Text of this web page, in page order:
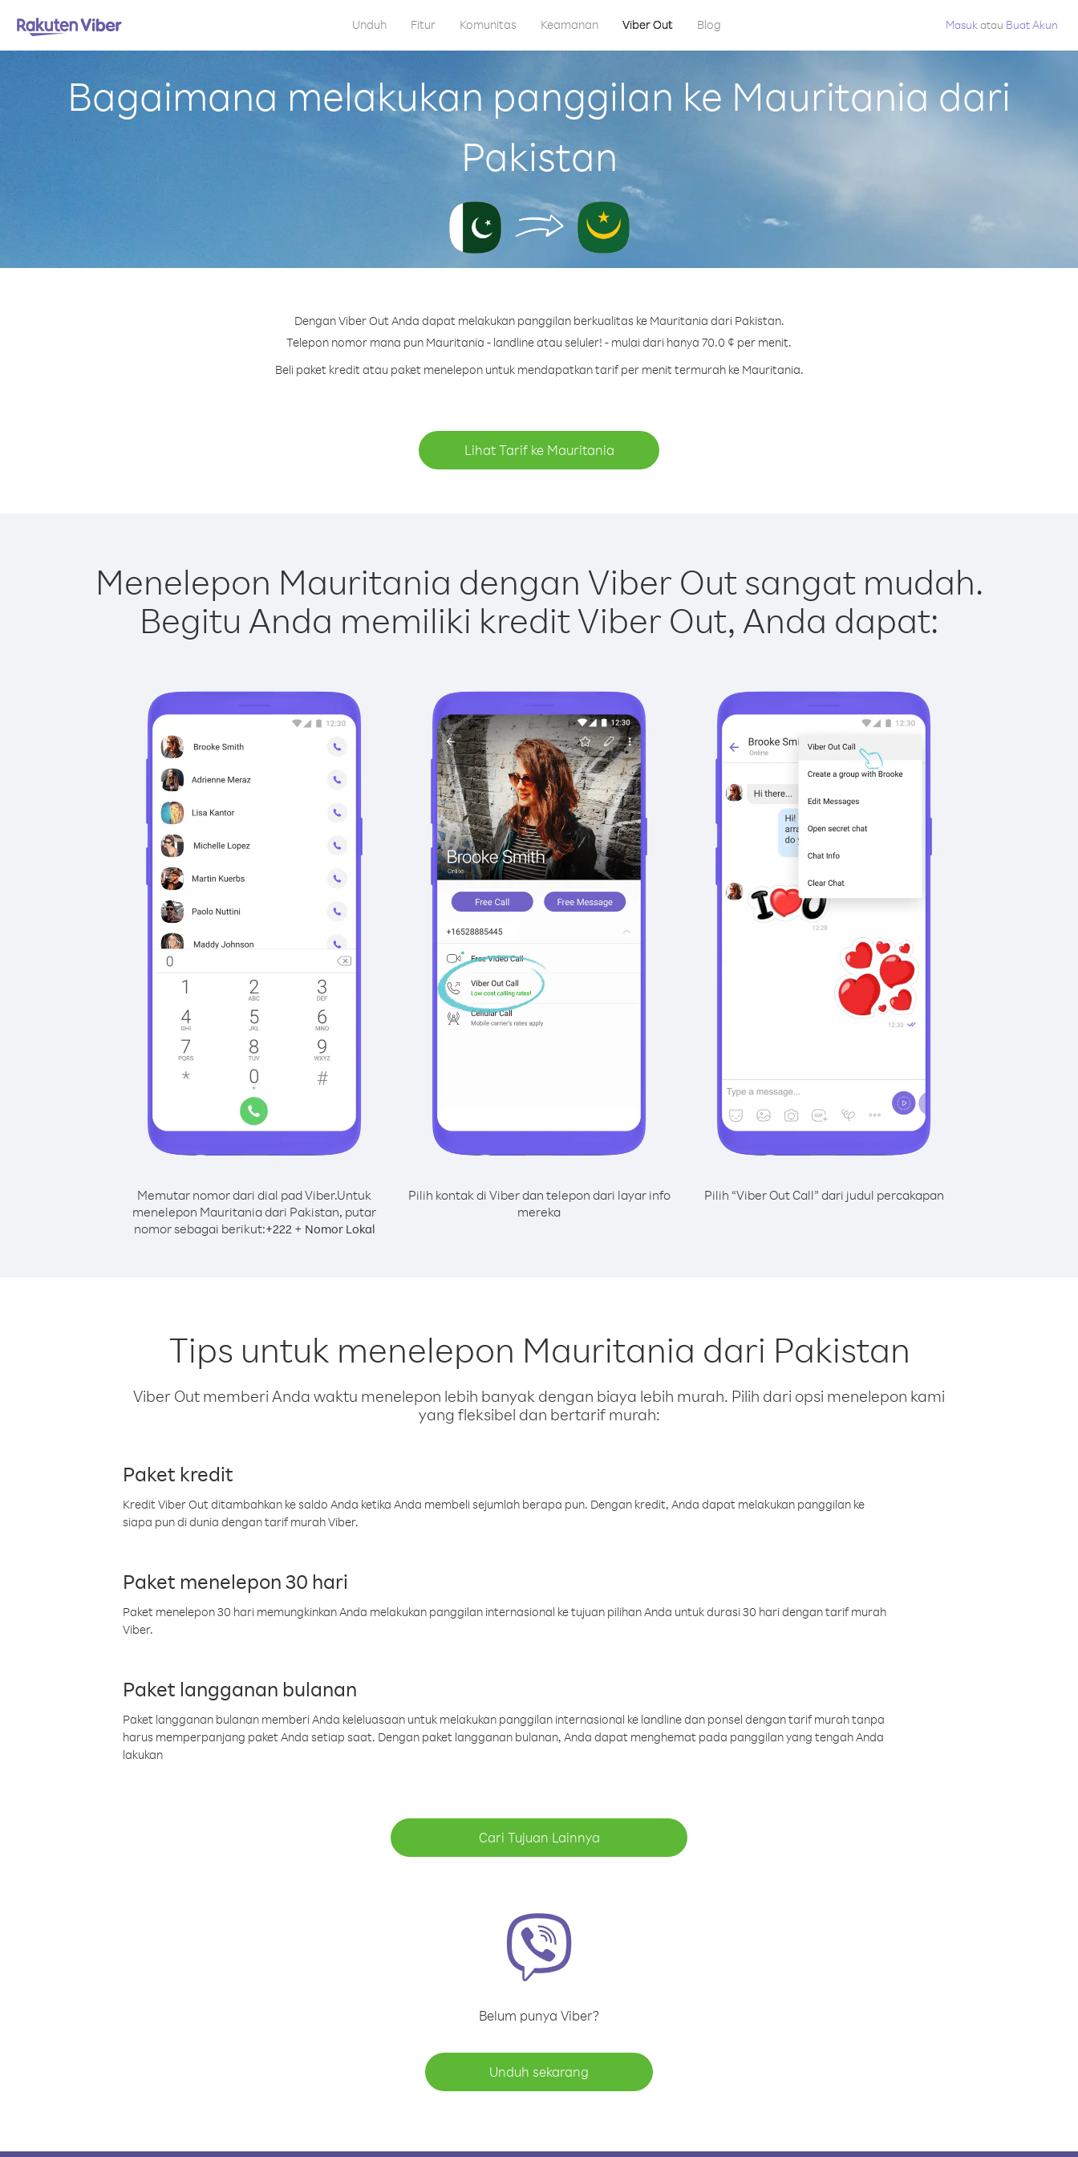
Unduh Fitur Komunitas Keamanan Viber Out Blog Masuk atau Buat Akun
Bagaimana melakukan panggilan ke Mauritania dari
Pakistan
Dengan Viber Out Anda dapat melakukan panggilan berkualitas ke Mauritania dari Pakistan.
Telepon nomor mana pun Mauritania - landline atau seluler! - mulai dari hanya 70.0 ¢ per menit.
Beli paket kredit atau paket menelepon untuk mendapatkan tarif per menit termurah ke Mauritania.
Lihat Tarif ke Mauritania
Menelepon Mauritania dengan Viber Out sangat mudah.
Begitu Anda memiliki kredit Viber Out, Anda dapat:
Memutar nomor dari dial pad Viber.Untuk
menelepon Mauritania dari Pakistan, putar
nomor sebagai berikut:+222+ Nomor Lokal
Pilih kontak di Viber dan telepon dari layar info
mereka
Pilih “Viber Out Call” dari judul percakapan
Tips untuk menelepon Mauritania dari Pakistan
Viber Out memberi Anda waktu menelepon lebih banyak dengan biaya lebih murah. Pilih dari opsi menelepon kami
yang fleksibel dan bertarif murah:
Paket kredit
Kredit Viber Out ditambahkan ke saldo Anda ketika Anda membeli sejumlah berapa pun. Dengan kredit, Anda dapat melakukan panggilan ke
siapa pun di dunia dengan tarif murah Viber.
Paket menelepon 30 hari
Paket menelepon 30 hari memungkinkan Anda melakukan panggilan internasional ke tujuan pilihan Anda untuk durasi 30 hari dengan tarif murah
Viber.
Paket langganan bulanan
Paket langganan bulanan memberi Anda keleluasaan untuk melakukan panggilan internasional ke landline dan ponsel dengan tarif murah tanpa
harus memperpanjang paket Anda setiap saat. Dengan paket langganan bulanan, Anda dapat menghemat pada panggilan yang tengah Anda
lakukan
Cari Tujuan Lainnya
Belum punya Viber?
Unduh sekarang